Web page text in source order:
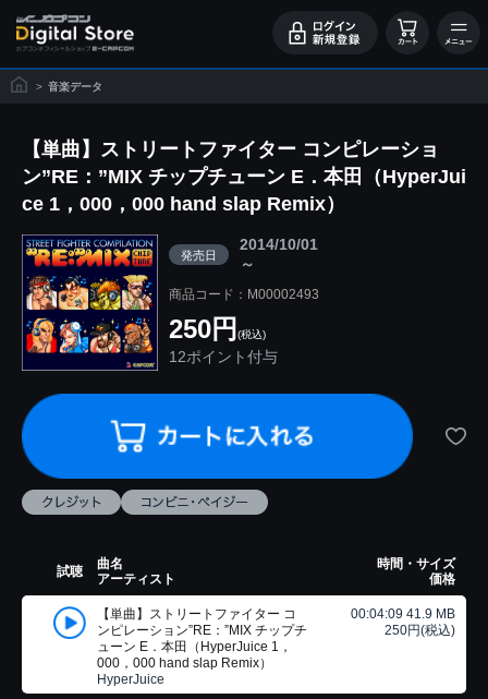
> 音楽データ
【単曲】ストリートファイター コンピレーショ
ン”RE：”MIX チップチューン E．本田（HyperJui
ce 1，000，000 hand slap Remix）
発売日
2014/10/01
～
商品コード：M00002493
250円 (税込)
12ポイント付与
試聴
曲名
アーティスト
時間・サイズ
価格
【単曲】ストリートファイター コ
ンピレーション”RE：”MIX チップチ
ューン E．本田（HyperJuice 1，
000，000 hand slap Remix）
HyperJuice
00:04:09 41.9 MB
250円(税込)